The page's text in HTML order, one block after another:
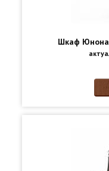
Шкаф Юнона